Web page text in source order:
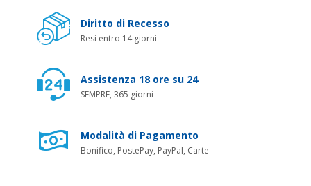
Diritto di Recesso
Resi entro 14 giorni
Assistenza 18 ore su 24
SEMPRE, 365 giorni
Modalità di Pagamento
Bonifico, PostePay, PayPal, Carte